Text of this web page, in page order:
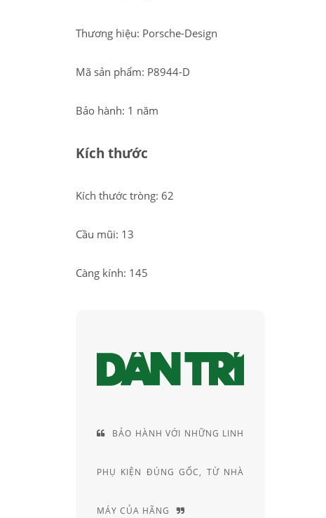
Thương hiệu: Porsche-Design
Mã sản phẩm: P8944-D
Bảo hành: 1 năm
Kích thước
Kích thước tròng: 62
Cầu mũi: 13
Càng kính: 145
BẢO HÀNH VỚI NHỮNG LINH
PHỤ KIỆN ĐÚNG GỐC, TỪ NHÀ
MÁY CỦA HÃNG